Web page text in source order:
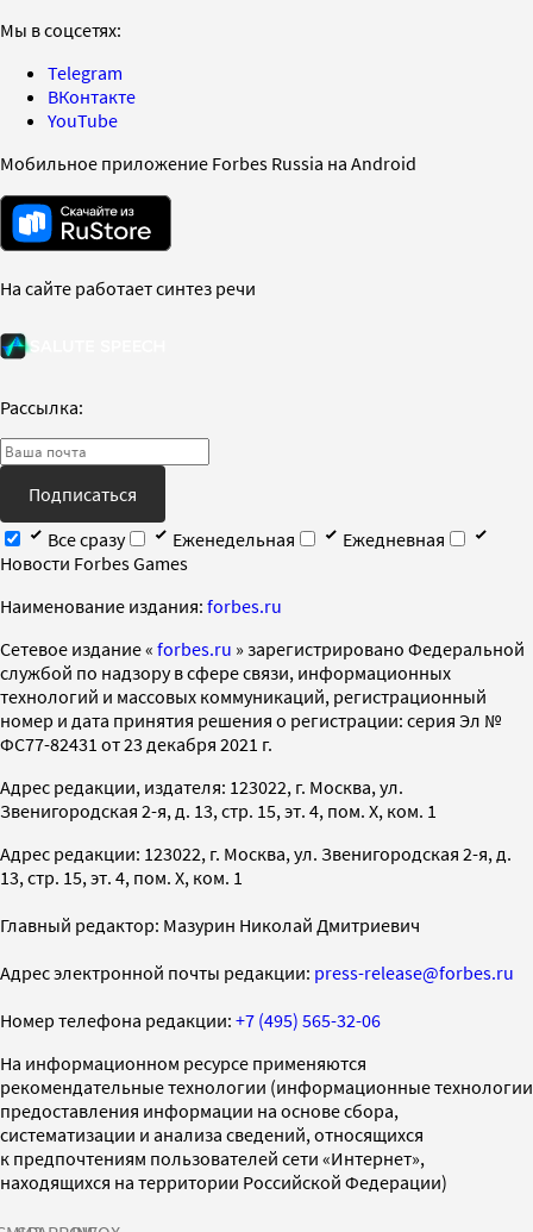
Мы в соцсетях:
Telegram
ВКонтакте
YouTube
Мобильное приложение Forbes Russia на Android
На сайте работает синтез речи
Рассылка:
Подписаться
Все сразу
Еженедельная
Ежедневная
Новости Forbes Games
Наименование издания: forbes.ru
Cетевое издание « forbes.ru » зарегистрировано Федеральной
службой по надзору в сфере связи, информационных
технологий и массовых коммуникаций, регистрационный
номер и дата принятия решения о регистрации: серия Эл №
ФС77-82431 от 23 декабря 2021 г.
Адрес редакции, издателя: 123022, г. Москва, ул.
Звенигородская 2-я, д. 13, стр. 15, эт. 4, пом. X, ком. 1
Адрес редакции: 123022, г. Москва, ул. Звенигородская 2-я, д.
13, стр. 15, эт. 4, пом. X, ком. 1
Главный редактор: Мазурин Николай Дмитриевич
Адрес электронной почты редакции: press-release@forbes.ru
Номер телефона редакции: +7 (495) 565-32-06
На информационном ресурсе применяются
рекомендательные технологии (информационные технологии
предоставления информации на основе сбора,
систематизации и анализа сведений, относящихся
к предпочтениям пользователей сети «Интернет»,
находящихся на территории Российской Федерации)